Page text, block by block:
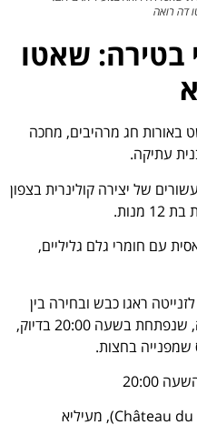
דה רואה
בטירה: שאטו
באורות חג מרהיבים, מחכה
עתיקה.
של יצירה קולינרית בצפון
עם חומרי גלם גליליים,
ראגו כבש ובחירה בין
לברק טרי לרוסטביף אנגלי. הארוחה, שנפתחת בשעה 20:00 בדיוק,
שמפנייה בחצות.